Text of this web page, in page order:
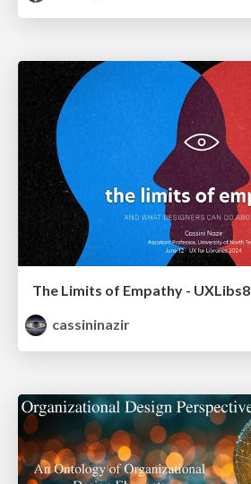
The Limits of Empathy - UXLibs8
cassininazir